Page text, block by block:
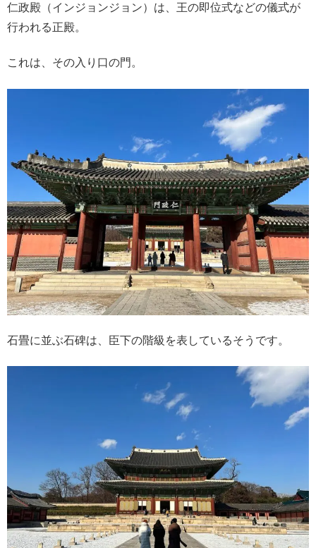
仁政殿（インジョンジョン）は、王の即位式などの儀式が
行われる正殿。
これは、その入り口の門。
石畳に並ぶ石碑は、臣下の階級を表しているそうです。